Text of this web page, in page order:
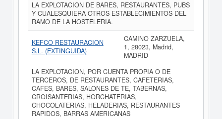
LA EXPLOTACION DE BARES, RESTAURANTES, PUBS
Y CUALESQUIERA OTROS ESTABLECIMIENTOS DEL
RAMO DE LA HOSTELERIA.
KEFCO RESTAURACION
S.L. (EXTINGUIDA)
CAMINO ZARZUELA,
1, 28023, Madrid,
MADRID
LA EXPLOTACION, POR CUENTA PROPIA O DE
TERCEROS, DE RESTAURANTES, CAFETERIAS,
CAFES, BARES, SALONES DE TE, TABERNAS,
CROISANTERIAS, HORCHATERIAS,
CHOCOLATERIAS, HELADERIAS, RESTAURANTES
RAPIDOS, BARRAS AMERICANAS